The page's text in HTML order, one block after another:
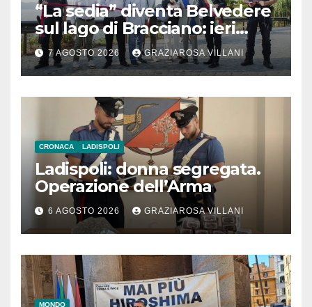
“La sedia” diventa Belvedere
sul lago di Bracciano: ieri
l’inaugurazione
7 AGOSTO 2026 GRAZIAROSA VILLANI
CRONACA LADISPOLI
Ladispoli: donna segregata.
Operazione dell’Arma
6 AGOSTO 2026 GRAZIAROSA VILLANI
MONDO